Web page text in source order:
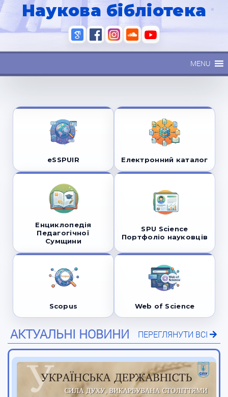
Наукова бібліотека
MENU
eSSPUIR Електронний каталог
Енциклопедія
Педагогічної
Сумщини
SPU Science
Портфоліо науковців
Scopus Web of Science
АКТУАЛЬНІ НОВИНИ ПЕРЕГЛЯНУТИ ВСІ